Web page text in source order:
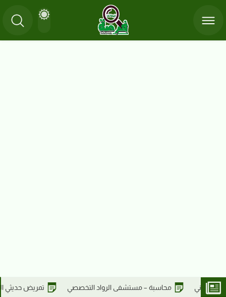
التخصصي تمريض حديثي الولادة – مستشفى الرواد التخصصي